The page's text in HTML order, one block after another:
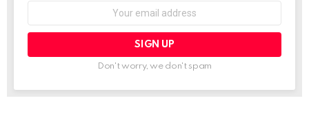
Don't worry, we don't spam